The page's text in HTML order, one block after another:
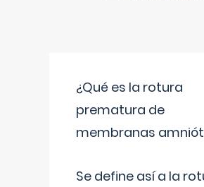
¿Qué es la rotura
prematura de
membranas
Se define así a la